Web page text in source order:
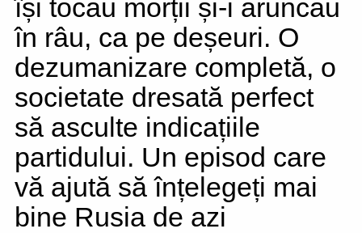
își tocau morții și-i aruncau
în râu, ca pe deșeuri. O
dezumanizare completă, o
societate dresată perfect
să asculte indicațiile
partidului. Un episod care
vă ajută să înțelegeți mai
bine Rusia de azi